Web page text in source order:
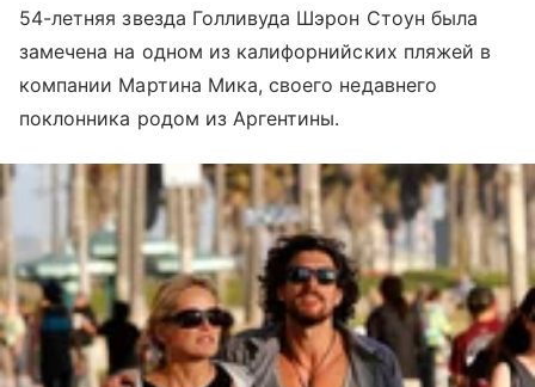
54-летняя звезда Голливуда Шэрон Стоун была
замечена на одном из калифорнийских пляжей в
компании Мартина Мика, своего недавнего
поклонника родом из Аргентины.